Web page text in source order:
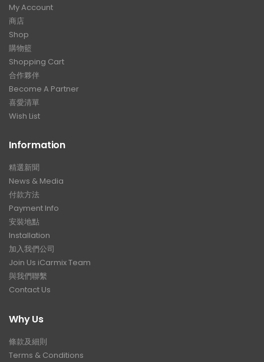
My Account
商店
Shop
購物籃
Shopping Cart
合作夥伴
Become A Partner
喜愛清單
Wish List
Information
精選新聞
News & Media
付款方法
Payment Info
安裝地點
Installation
加入我們公司
Join Us iCarmix Team
與我們聯繫
Contact Us
Why Us
條款及細則
Terms & Conditions